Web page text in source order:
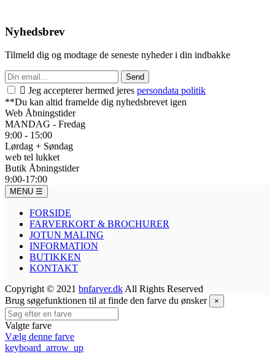
Nyhedsbrev
Tilmeld dig og modtage de seneste nyheder i din indbakke
Send
 Jeg accepterer hermed jeres persondata politik
**Du kan altid framelde dig nyhedsbrevet igen
Web Åbningstider
MANDAG - Fredag
9:00 - 15:00
Lørdag + Søndag
web tel lukket
Butik Åbningstider
9:00-17:00
MENU ☰
FORSIDE
FARVERKORT & BROCHURER
JOTUN MALING
INFORMATION
BUTIKKEN
KONTAKT
Copyright © 2021 bnfarver.dk All Rights Reserved
Brug søgefunktionen til at finde den farve du ønsker
×
Valgte farve
Vælg denne farve
keyboard_arrow_up